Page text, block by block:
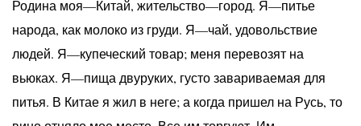
Родина моя—Китай, жительство—город. Я—питье
народа, как молоко из груди. Я—чай, удовольствие
людей. Я—купеческий товар; меня перевозят на
вьюках. Я—пища двуруких, густо завариваемая для
питья. В Китае я жил в неге; а когда пришел на Русь, то